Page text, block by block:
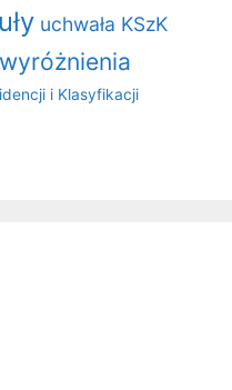
uchwała KSzK
wyróżnienia
i Klasyfikacji